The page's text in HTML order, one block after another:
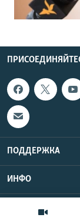
ПОДДЕРЖКА
ИНФО
UTC+3